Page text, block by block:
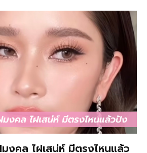
งคล ไฝเสน่ห์ มีตรงไหนแล้ว